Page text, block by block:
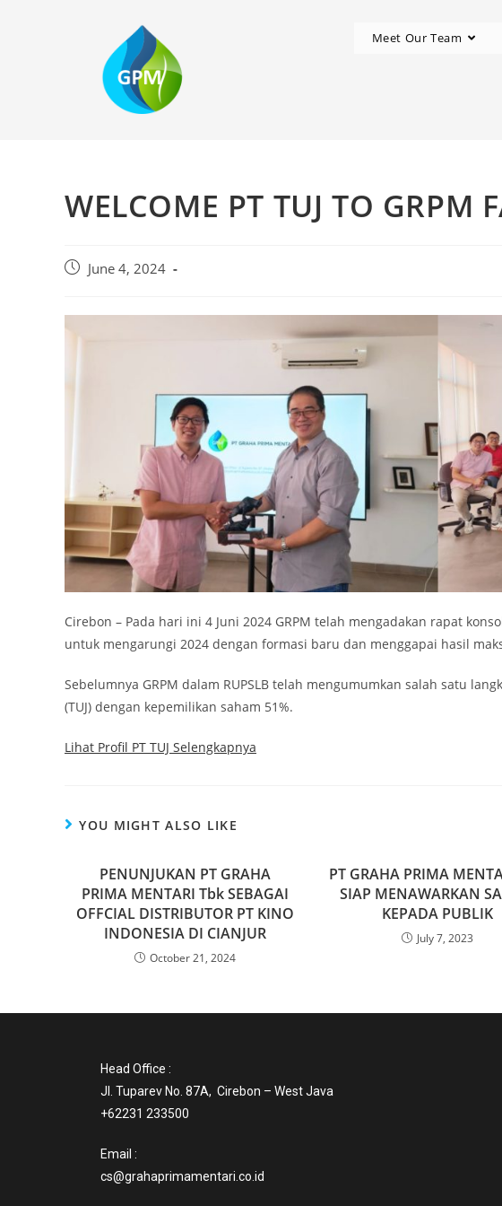
Meet Our Team
WELCOME PT TUJ TO GRPM
June 4, 2024
Cirebon – Pada hari ini 4 Juni 2024 GRPM telah mengadakan rapat
untuk mengarungi 2024 dengan formasi baru dan menggapai hasil
Sebelumnya GRPM dalam RUPSLB telah mengumumkan salah satu
(TUJ) dengan kepemilikan saham 51%.
Lihat Profil PT TUJ Selengkapnya
YOU MIGHT ALSO LIKE
PENUNJUKAN PT GRAHA
PRIMA MENTARI Tbk SEBAGAI
OFFCIAL DISTRIBUTOR PT KINO
INDONESIA DI CIANJUR
October 21, 2024
PT GRAHA PRIMA
SIAP MENAWARKAN
KEPADA PUBLIK
July 7, 2023
Head Office :
Jl. Tuparev No. 87A, Cirebon – West Java
+62231 233500
Email :
cs@grahaprimamentari.co.id